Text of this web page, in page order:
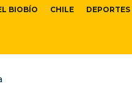
BIOBÍO CHILE DEPORTES